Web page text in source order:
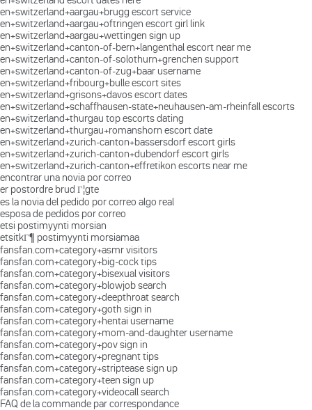
en+switzerland+aargau+brugg escort service
en+switzerland+aargau+oftringen escort girl link
en+switzerland+aargau+wettingen sign up
en+switzerland+canton-of-bern+langenthal escort near me
en+switzerland+canton-of-solothurn+grenchen support
en+switzerland+canton-of-zug+baar username
en+switzerland+fribourg+bulle escort sites
en+switzerland+grisons+davos escort dates
en+switzerland+schaffhausen-state+neuhausen-am-rheinfall escorts
en+switzerland+thurgau top escorts dating
en+switzerland+thurgau+romanshorn escort date
en+switzerland+zurich-canton+bassersdorf escort girls
en+switzerland+zurich-canton+dubendorf escort girls
en+switzerland+zurich-canton+effretikon escorts near me
encontrar una novia por correo
er postordre brud Г¦gte
es la novia del pedido por correo algo real
esposa de pedidos por correo
etsi postimyynti morsian
etsitkГ¶ postimyynti morsiamaa
fansfan.com+category+asmr visitors
fansfan.com+category+big-cock tips
fansfan.com+category+bisexual visitors
fansfan.com+category+blowjob search
fansfan.com+category+deepthroat search
fansfan.com+category+goth sign in
fansfan.com+category+hentai username
fansfan.com+category+mom-and-daughter username
fansfan.com+category+pov sign in
fansfan.com+category+pregnant tips
fansfan.com+category+striptease sign up
fansfan.com+category+teen sign up
fansfan.com+category+videocall search
FAQ de la commande par correspondance